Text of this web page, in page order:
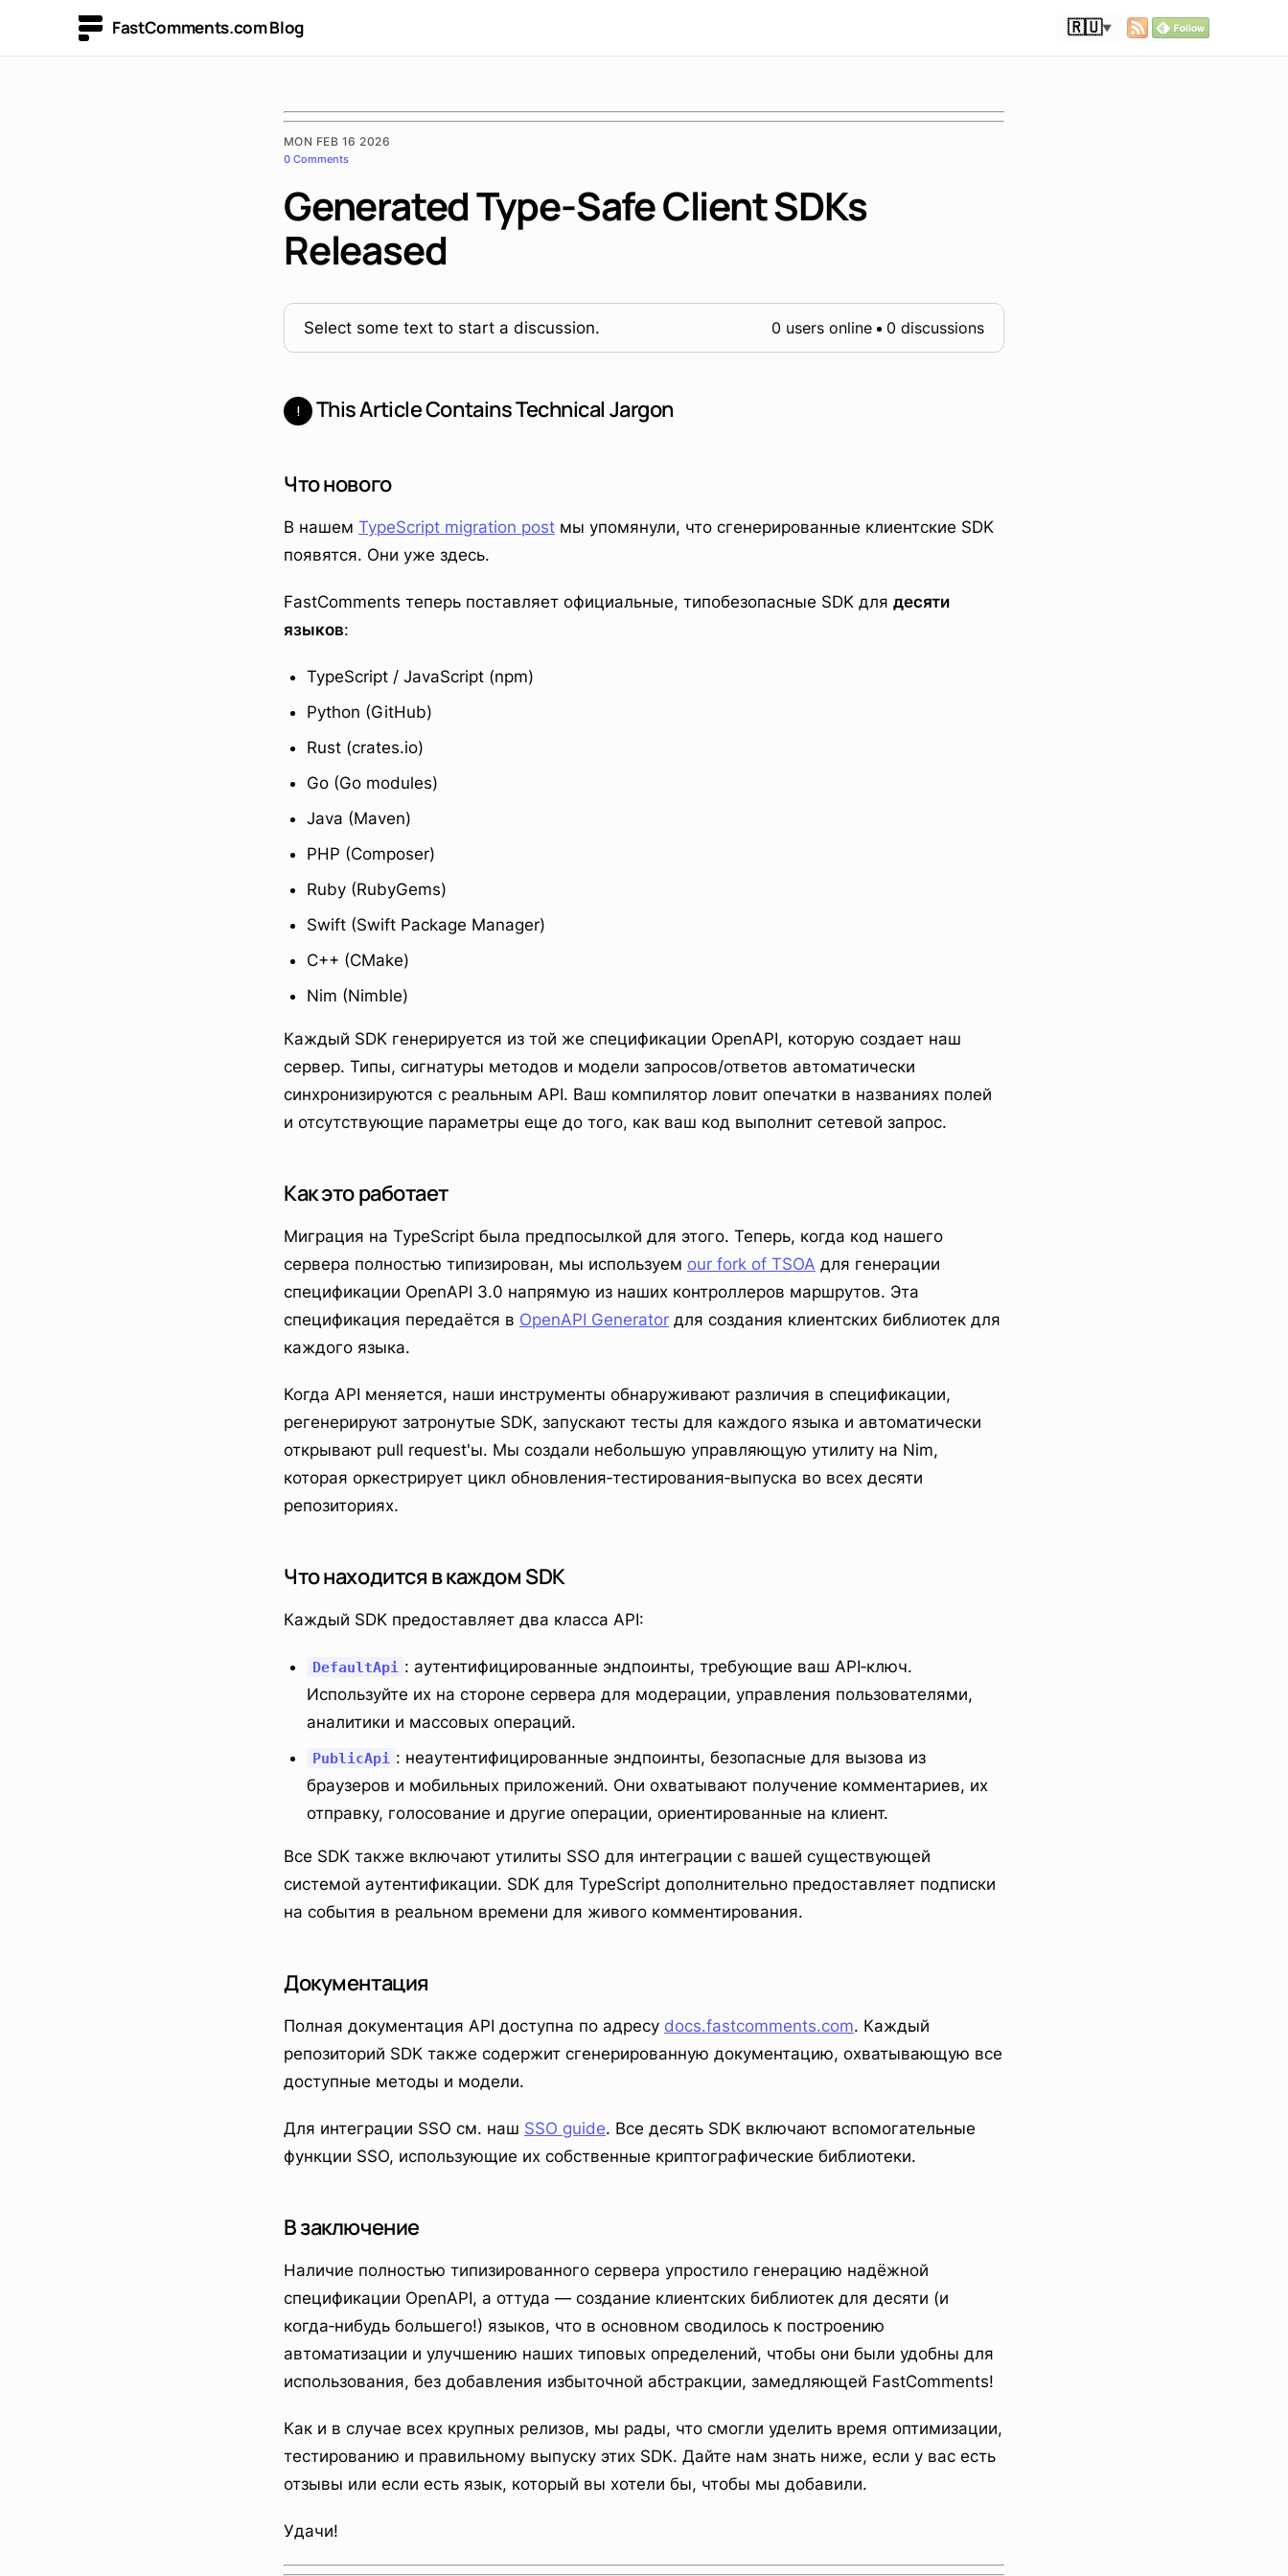
FastComments.com Blog 🇷🇺▼
MON FEB 16 2026
0 Comments
Generated Type-Safe Client SDKs
Released
Select some text to start a discussion. 0 users online 0 discussions
! This Article Contains Technical Jargon
Что нового
В нашем TypeScript migration post мы упомянули, что сгенерированные клиентские SDK
появятся. Они уже здесь.
FastComments теперь поставляет официальные, типобезопасные SDK для десяти
языков:
TypeScript / JavaScript (npm)
Python (GitHub)
Rust (crates.io)
Go (Go modules)
Java (Maven)
PHP (Composer)
Ruby (RubyGems)
Swift (Swift Package Manager)
C++ (CMake)
Nim (Nimble)
Каждый SDK генерируется из той же спецификации OpenAPI, которую создает наш
сервер. Типы, сигнатуры методов и модели запросов/ответов автоматически
синхронизируются с реальным API. Ваш компилятор ловит опечатки в названиях полей
и отсутствующие параметры еще до того, как ваш код выполнит сетевой запрос.
Как это работает
Миграция на TypeScript была предпосылкой для этого. Теперь, когда код нашего
сервера полностью типизирован, мы используем our fork of TSOA для генерации
спецификации OpenAPI 3.0 напрямую из наших контроллеров маршрутов. Эта
спецификация передаётся в OpenAPI Generator для создания клиентских библиотек для
каждого языка.
Когда API меняется, наши инструменты обнаруживают различия в спецификации,
регенерируют затронутые SDK, запускают тесты для каждого языка и автоматически
открывают pull request'ы. Мы создали небольшую управляющую утилиту на Nim,
которая оркестрирует цикл обновления‑тестирования‑выпуска во всех десяти
репозиториях.
Что находится в каждом SDK
Каждый SDK предоставляет два класса API:
DefaultApi : аутентифицированные эндпоинты, требующие ваш API‑ключ.
Используйте их на стороне сервера для модерации, управления пользователями,
аналитики и массовых операций.
PublicApi : неаутентифицированные эндпоинты, безопасные для вызова из
браузеров и мобильных приложений. Они охватывают получение комментариев, их
отправку, голосование и другие операции, ориентированные на клиент.
Все SDK также включают утилиты SSO для интеграции с вашей существующей
системой аутентификации. SDK для TypeScript дополнительно предоставляет подписки
на события в реальном времени для живого комментирования.
Документация
Полная документация API доступна по адресу docs.fastcomments.com. Каждый
репозиторий SDK также содержит сгенерированную документацию, охватывающую все
доступные методы и модели.
Для интеграции SSO см. наш SSO guide. Все десять SDK включают вспомогательные
функции SSO, использующие их собственные криптографические библиотеки.
В заключение
Наличие полностью типизированного сервера упростило генерацию надёжной
спецификации OpenAPI, а оттуда — создание клиентских библиотек для десяти (и
когда‑нибудь большего!) языков, что в основном сводилось к построению
автоматизации и улучшению наших типовых определений, чтобы они были удобны для
использования, без добавления избыточной абстракции, замедляющей FastComments!
Как и в случае всех крупных релизов, мы рады, что смогли уделить время оптимизации,
тестированию и правильному выпуску этих SDK. Дайте нам знать ниже, если у вас есть
отзывы или если есть язык, который вы хотели бы, чтобы мы добавили.
Удачи!